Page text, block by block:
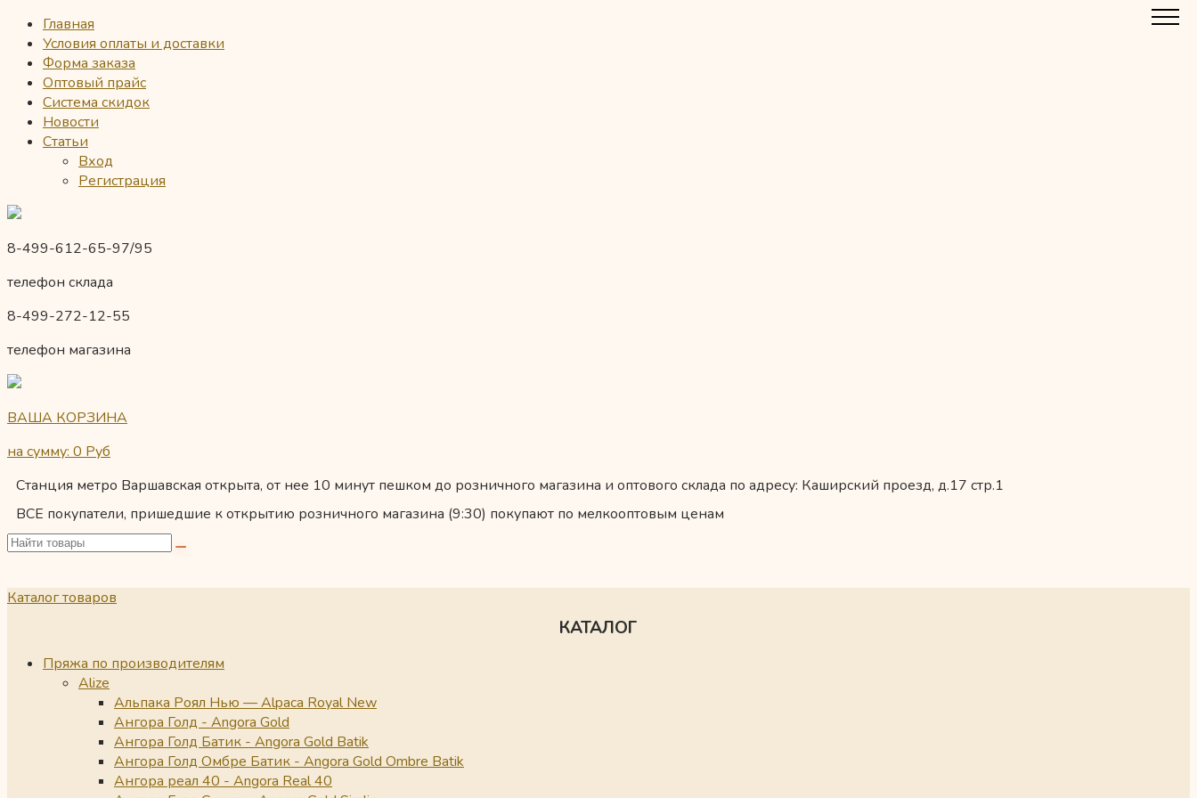
Главная
Условия оплаты и доставки
Форма заказа
Оптовый прайс
Система скидок
Новости
Статьи
Вход
Регистрация
8-499-612-65-97/95
телефон склада
8-499-272-12-55
телефон магазина
ВАША КОРЗИНА
на сумму: 0 Руб
Станция метро Варшавская открыта, от нее 10 минут пешком до розничного магазина и оптового склада по адресу: Каширский проезд, д.17 стр.1
ВСЕ покупатели, пришедшие к открытию розничного магазина (9:30) покупают по мелкооптовым ценам
Каталог товаров
КАТАЛОГ
Пряжа по производителям
Alize
Альпака Роял Нью — Alpaca Royal New
Ангора Голд - Angora Gold
Ангора Голд Батик - Angora Gold Batik
Ангора Голд Омбре Батик - Angora Gold Ombre Batik
Ангора реал 40 - Angora Real 40